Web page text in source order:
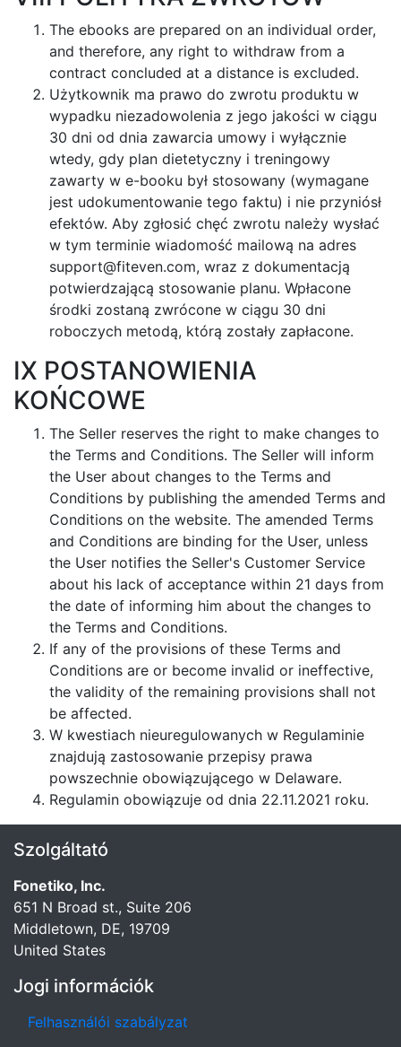
The ebooks are prepared on an individual order,
and therefore, any right to withdraw from a
contract concluded at a distance is excluded.
Użytkownik ma prawo do zwrotu produktu w
wypadku niezadowolenia z jego jakości w ciągu
30 dni od dnia zawarcia umowy i wyłącznie
wtedy, gdy plan dietetyczny i treningowy
zawarty w e-booku był stosowany (wymagane
jest udokumentowanie tego faktu) i nie przyniósł
efektów. Aby zgłosić chęć zwrotu należy wysłać
w tym terminie wiadomość mailową na adres
support@fiteven.com, wraz z dokumentacją
potwierdzającą stosowanie planu. Wpłacone
środki zostaną zwrócone w ciągu 30 dni
roboczych metodą, którą zostały zapłacone.
IX POSTANOWIENIA
KOŃCOWE
The Seller reserves the right to make changes to
the Terms and Conditions. The Seller will inform
the User about changes to the Terms and
Conditions by publishing the amended Terms and
Conditions on the website. The amended Terms
and Conditions are binding for the User, unless
the User notifies the Seller's Customer Service
about his lack of acceptance within 21 days from
the date of informing him about the changes to
the Terms and Conditions.
If any of the provisions of these Terms and
Conditions are or become invalid or ineffective,
the validity of the remaining provisions shall not
be affected.
W kwestiach nieuregulowanych w Regulaminie
znajdują zastosowanie przepisy prawa
powszechnie obowiązującego w Delaware.
Regulamin obowiązuje od dnia 22.11.2021 roku.
Szolgáltató
Fonetiko, Inc.
651 N Broad st., Suite 206
Middletown, DE, 19709
United States
Jogi információk
Felhasználói szabályzat